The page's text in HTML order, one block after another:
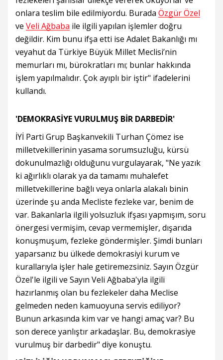
onlara teslim bile edilmiyordu. Burada Özgür Özel
ve Veli Ağbaba ile ilgili yapılan işlemler doğru
değildir. Kim bunu ifşa etti ise Adalet Bakanlığı mı
veyahut da Türkiye Büyük Millet Meclisi’nin
memurları mı, bürokratları mı; bunlar hakkında
işlem yapılmalıdır. Çok ayıplı bir iştir" ifadelerini
kullandı.
'DEMOKRASİYE VURULMUŞ BİR DARBEDİR'
İYİ Parti Grup Başkanvekili Turhan Çömez ise
milletvekillerinin yasama sorumsuzluğu, kürsü
dokunulmazlığı olduğunu vurgulayarak, "Ne yazık
ki ağırlıklı olarak ya da tamamı muhalefet
milletvekillerine bağlı veya onlarla alakalı binin
üzerinde şu anda Mecliste fezleke var, benim de
var. Bakanlarla ilgili yolsuzluk ifşası yapmışım, soru
önergesi vermişim, cevap vermemişler, dışarıda
konuşmuşum, fezleke göndermişler. Şimdi bunları
yaparsanız bu ülkede demokrasiyi kurum ve
kurallarıyla işler hale getiremezsiniz. Sayın Özgür
Özel'le ilgili ve Sayın Veli Ağbaba'yla ilgili
hazırlanmış olan bu fezlekeler daha Meclise
gelmeden neden kamuoyuna servis ediliyor?
Bunun arkasında kim var ve hangi amaç var? Bu
son derece yanlıştır arkadaşlar. Bu, demokrasiye
vurulmuş bir darbedir" diye konuştu.